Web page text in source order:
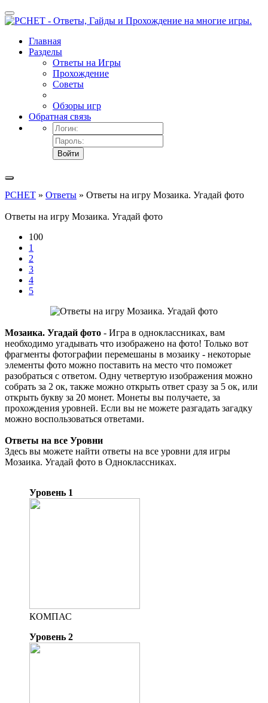
Главная
Разделы
Ответы на Игры
Прохождение
Советы
Обзоры игр
Обратная связь
Войти
PCHET » Ответы » Ответы на игру Мозаика. Угадай фото
Ответы на игру Мозаика. Угадай фото
100
1
2
3
4
5
Мозаика. Угадай фото - Игра в одноклассниках, вам
необходимо угадывать что изображено на фото! Только вот
фрагменты фотографии перемешаны в мозаику - некоторые
элементы фото можно поставить на место что поможет
разобраться с ответом. Одну четвертую изображения можно
собрать за 2 ок, также можно открыть ответ сразу за 5 ок, или
открыть букву за 20 монет. Монеты вы получаете, за
прохождения уровней. Если вы не можете разгадать загадку
можно воспользоваться ответами.
Ответы на все Уровни
Здесь вы можете найти ответы на все уровни для игры
Мозаика. Угадай фото в Одноклассниках.
Уровень 1
КОМПАС
Уровень 2